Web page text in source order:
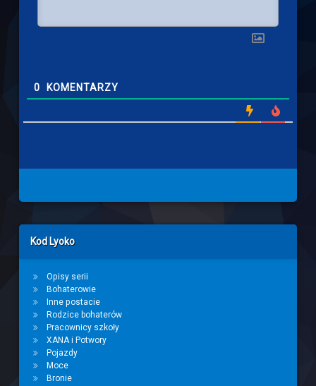
0 KOMENTARZY
Left Sidebar
Kod Lyoko
Opisy serii
Bohaterowie
Inne postacie
Rodzice bohaterów
Pracownicy szkoły
XANA i Potwory
Pojazdy
Moce
Bronie